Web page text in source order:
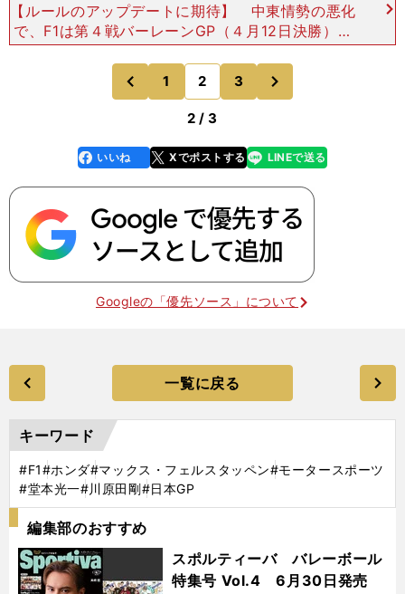
【ルールのアップデートに期待】 中東情勢の悪化
で、F1は第４戦バーレーンGP（４月12日決勝）と
第５戦サウジアラビアGP（４月19日決勝）の中止
が決定し、４月はレースが開催されません。その休
み期間を
前
のページへ
1 2 3
2 / 3
faceboo
k
いいね Xでポストする
line LINEで送る
Googleの「優先ソース」について
一覧に戻る
キーワード
#F1#ホンダ#マックス・フェルスタッペン#モータースポーツ
#堂本光一#川原田剛#日本GP
編集部のおすすめ
スポルティーバ バレーボール
特集号 Vol.4 6月30日発売